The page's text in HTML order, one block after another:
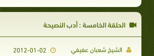
الحلقة الخامسة : أدب النصيحة
الشيخ شعبان عفيفي